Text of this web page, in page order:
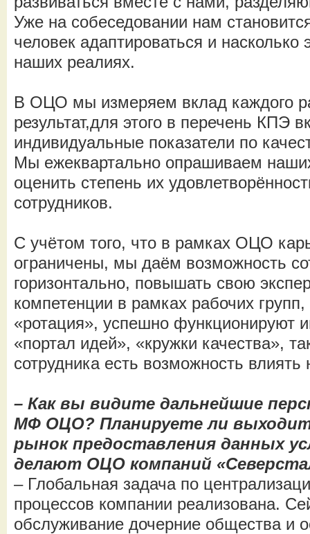
Уже на собеседовании нам
человек адаптироваться и
наших реалиях.
В ОЦО мы измеряем вклад каждого
результат,для этого в перечень КПЭ
индивидуальные показатели по
Мы ежеквартально опрашиваем
оценить степень их
сотрудников.
С учётом того, что в рамках ОЦО
ограничены, мы даём возможность
горизонтально, повышать свою
компетенции в рамках рабочих групп,
«ротация», успешно функционируют
«портал идей», «кружки качества»,
сотрудника есть возможность
– Как вы видите дальнейшие
МФ ОЦО? Планируете ли
рынок предоставления данных
делают ОЦО компаний
– Глобальная задача по
процессов компании реализована.
обслуживание дочерние общества и